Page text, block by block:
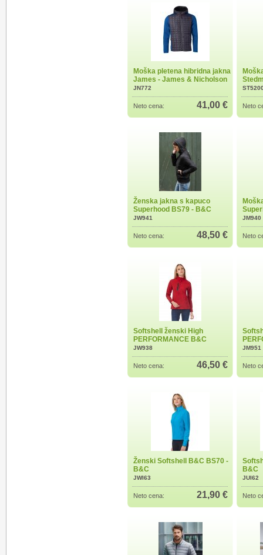
Moška pletena hibridna jakna
James - James & Nicholson
JN772
Neto cena: 41,00 € Neto
Ženska jakna s kapuco
Superhood BS79 - B&C
JW941
Neto cena: 48,50 €
JM940
Neto
Softshell ženski High
PERFORMANCE B&C
JW938
Neto cena: 46,50 €
JM951
Neto
Ženski Softshell B&C BS70 -
B&C
JWI63
Neto cena: 21,90 €
B&C
JUI62
Neto